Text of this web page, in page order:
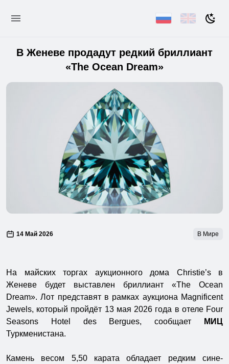
В Женеве продадут редкий бриллиант
«The Ocean Dream»
14 Май 2026 В Мире
На майских торгах аукционного дома Christie’s в
Женеве будет выставлен бриллиант «The Ocean
Dream». Лот представят в рамках аукциона Magnificent
Jewels, который пройдёт 13 мая 2026 года в отеле Four
Seasons Hotel des Bergues, сообщает
МИЦ
Туркменистана.
Камень весом 5,50 карата обладает редким сине-